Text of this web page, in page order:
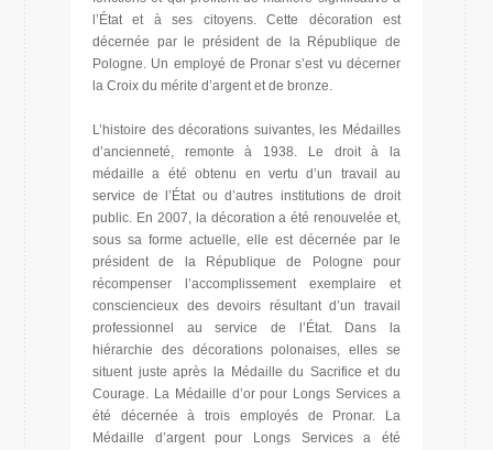
l’État et à ses citoyens. Cette décoration est
décernée par le président de la République de
Pologne. Un employé de Pronar s’est vu décerner
la Croix du mérite d’argent et de bronze.
L’histoire des décorations suivantes, les Médailles
d’ancienneté, remonte à 1938. Le droit à la
médaille a été obtenu en vertu d’un travail au
service de l’État ou d’autres institutions de droit
public. En 2007, la décoration a été renouvelée et,
sous sa forme actuelle, elle est décernée par le
président de la République de Pologne pour
récompenser l’accomplissement exemplaire et
consciencieux des devoirs résultant d’un travail
professionnel au service de l’État. Dans la
hiérarchie des décorations polonaises, elles se
situent juste après la Médaille du Sacrifice et du
Courage. La Médaille d’or pour Longs Services a
été décernée à trois employés de Pronar. La
Médaille d’argent pour Longs Services a été